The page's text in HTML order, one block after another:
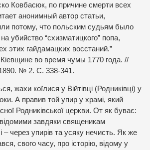
Ковбасюк, по причине смерти всех
анонимный автор статьи,
потому, что польским судьям было
убийство “схизматицкого” попа,
этих гайдамацких восстаний.”
во время чумы 1770 года. //
№ 2. С. 338-341.
жахи коїлися у Війтівці (Родниківці) у
А правив той упир у храмі, який
Родниківської церкви. От як буває:
завдяки священикам
– через упирів та усяку нечисть. Як же
свого часу, про історію, відому у